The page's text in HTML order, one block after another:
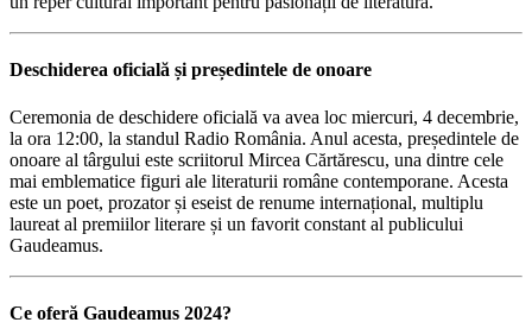
Deschiderea oficială și președintele de onoare
Ceremonia de deschidere oficială va avea loc miercuri, 4 decembrie,
la ora 12:00, la standul Radio România. Anul acesta, președintele de
onoare al târgului este scriitorul Mircea Cărtărescu, una dintre cele
mai emblematice figuri ale literaturii române contemporane. Acesta
este un poet, prozator și eseist de renume internațional, multiplu
laureat al premiilor literare și un favorit constant al publicului
Gaudeamus.
Ce oferă Gaudeamus 2024?